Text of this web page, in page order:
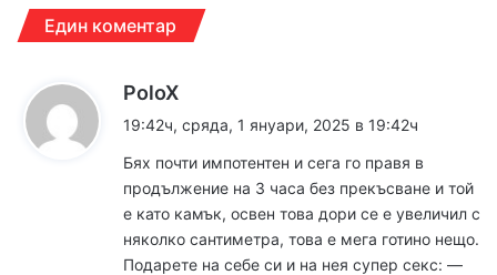
Един коментар
PoloX
а
:
19:42ч, сряда, 1 януари, 2025 в 19:42ч
Бях почти импотентен и сега го правя в
продължение на 3 часа без прекъсване и той
е като камък, освен това дори се е увеличил с
няколко сантиметра, това е мега готино нещо.
Подарете на себе си и на нея супер ceкc: ––